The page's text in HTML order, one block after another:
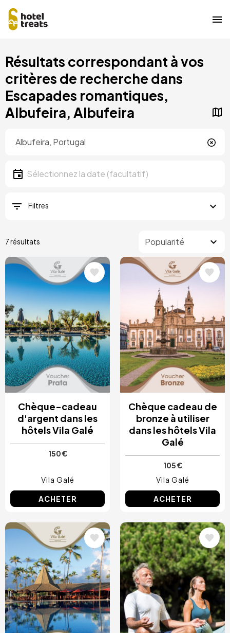
au
contenu
principal
Résultats correspondant à vos
critères de recherche dans
Escapades romantiques,
Albufeira, Albufeira
Date
Sélectionnez la date
Filtres
7 résultats
Image
Chèque-cadeau
d'argent dans les
hôtels Vila Galé
150 €
Vila Galé
ACHETER
Image
Chèque cadeau de
bronze à utiliser
dans les hôtels Vila
Galé
105 €
Vila Galé
ACHETER
Image Image